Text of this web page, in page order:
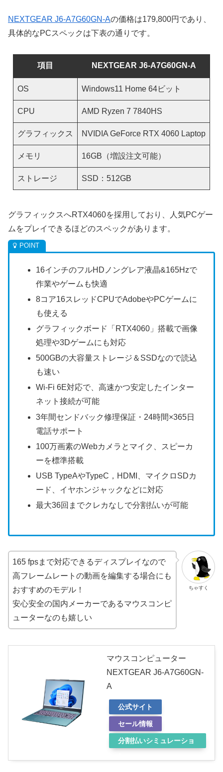
NEXTGEAR J6-A7G60GN-Aの価格は179,800円であり、
具体的なPCスペックは下表の通りです。
項目 NEXTGEAR J6-A7G60GN-A
OS Windows11 Home 64ビット
CPU AMD Ryzen 7 7840HS
グラフィックス NVIDIA GeForce RTX 4060 Laptop
メモリ 16GB（増設注文可能）
ストレージ SSD：512GB
グラフィックスへRTX4060を採用しており、人気PCゲー
ムをプレイできるほどのスペックがあります。
16インチのフルHDノングレア液晶&165Hzで
作業やゲームも快適
8コア16スレッドCPUでAdobeやPCゲームに
も使える
グラフィックボード「RTX4060」搭載で画像
処理や3Dゲームにも対応
500GBの大容量ストレージ＆SSDなので読込
も速い
Wi-Fi 6E対応で、高速かつ安定したインター
ネット接続が可能
3年間センドバック修理保証・24時間×365日
電話サポート
100万画素のWebカメラとマイク、スピーカ
ーを標準搭載
USB TypeAやTypeC，HDMI、マイクロSDカ
ード、イヤホンジャックなどに対応
最大36回までクレカなしで分割払いが可能
ちゃすく
165 fpsまで対応できるディスプレイなので
高フレームレートの動画を編集する場合にも
おすすめのモデル！
安心安全の国内メーカーであるマウスコンピ
ューターなのも嬉しい
マウスコンピューター
NEXTGEAR J6-A7G60GN-
A
公式サイト
セール情報
分割払いシミュレーショ